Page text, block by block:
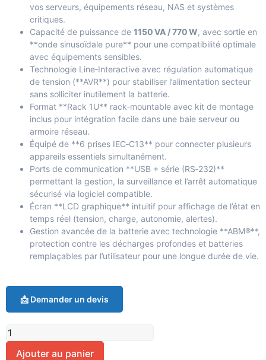
vos serveurs, équipements réseau, NAS et systèmes
critiques.
Capacité de puissance de 1150 VA / 770 W, avec sortie en
**onde sinusoïdale pure** pour une compatibilité optimale
avec équipements sensibles.
Technologie Line‑Interactive avec régulation automatique
de tension (**AVR**) pour stabiliser l’alimentation secteur
sans solliciter inutilement la batterie.
Format **Rack 1U** rack‑mountable avec kit de montage
inclus pour intégration facile dans une baie serveur ou
armoire réseau.
Équipé de **6 prises IEC‑C13** pour connecter plusieurs
appareils essentiels simultanément.
Ports de communication **USB + série (RS‑232)**
permettant la gestion, la surveillance et l’arrêt automatique
sécurisé via logiciel compatible.
Écran **LCD graphique** intuitif pour affichage de l’état en
temps réel (tension, charge, autonomie, alertes).
Gestion avancée de la batterie avec technologie **ABM®**,
protection contre les décharges profondes et batteries
remplaçables par l’utilisateur pour une longue durée de vie.
📩 Demander un devis
Ajouter au panier